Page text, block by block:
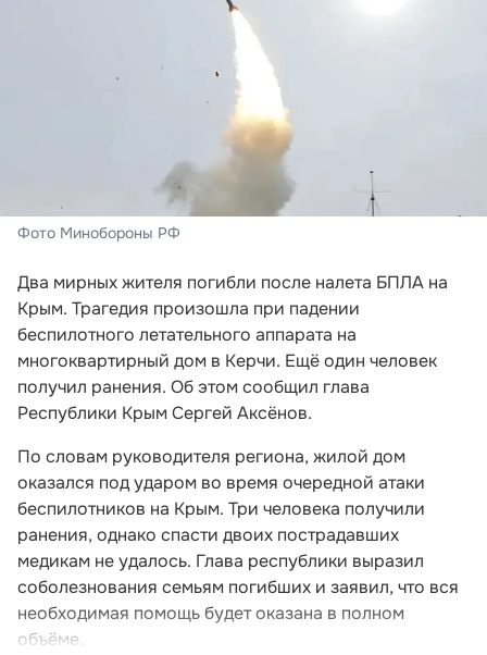
Фото Минобороны РФ
Два мирных жителя погибли после налета БПЛА на
Крым. Трагедия произошла при падении
беспилотного летательного аппарата на
многоквартирный дом в Керчи. Ещё один человек
получил ранения. Об этом сообщил глава
Республики Крым Сергей Аксёнов.
По словам руководителя региона, жилой дом
оказался под ударом во время очередной атаки
беспилотников на Крым. Три человека получили
ранения, однако спасти двоих пострадавших
медикам не удалось. Глава республики выразил
соболезнования семьям погибших и заявил, что вся
необходимая помощь будет оказана в полном
объёме.